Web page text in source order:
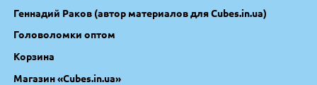
Геннадий Раков (автор материалов для Cubes.in.ua)
Головоломки оптом
Корзина
Магазин «Cubes.in.ua»